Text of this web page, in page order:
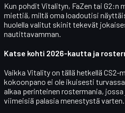
Kun pohdit Vitalityn, FaZen tai G2:n
miettiä, miltä oma loadoutisi
huolella valitut skinit tekevät
nautittavamman.
Katse kohti 2026-kautta ja
Vaikka Vitality on tällä hetkellä CS2-
kokoonpano ei ole ikuisesti turvassa
alkaa perinteinen rostermania,
viimeisiä palasia menestystä varten.